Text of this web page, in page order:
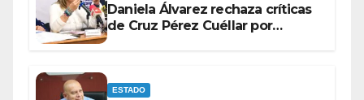
Daniela Álvarez rechaza críticas
de Cruz Pérez Cuéllar por
ESTADO